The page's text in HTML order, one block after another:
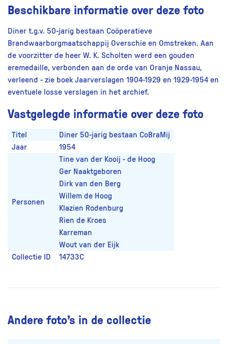
Beschikbare informatie over deze foto
Diner t.g.v. 50-jarig bestaan Coöperatieve
Brandwaarborgmaatschappij Overschie en Omstreken. Aan
de voorzitter de heer W. K. Scholten werd een gouden
eremedaille, verbonden aan de orde van Oranje Nassau,
verleend - zie boek Jaarverslagen 1904-1929 en 1929-1954 en
eventuele losse verslagen in het archief.
Vastgelegde informatie over deze foto
Titel
Diner 50-jarig bestaan CoBraMij
Jaar
1954
Personen
Tine van der Kooij - de Hoog
Ger Naaktgeboren
Dirk van den Berg
Willem de Hoog
Klazien Rodenburg
Rien de Kroes
Karreman
Wout van der Eijk
Collectie ID
14733C
Andere foto’s in de collectie